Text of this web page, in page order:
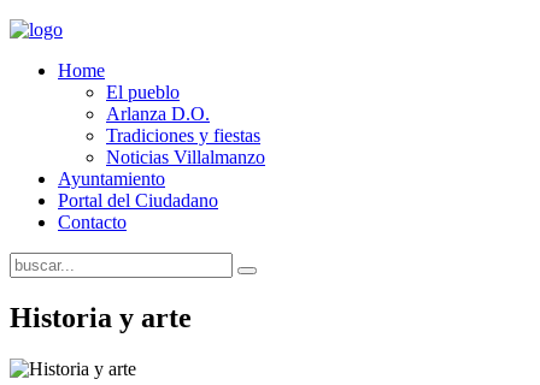
Home
El pueblo
Arlanza D.O.
Tradiciones y fiestas
Noticias Villalmanzo
Ayuntamiento
Portal del Ciudadano
Contacto
Historia y arte